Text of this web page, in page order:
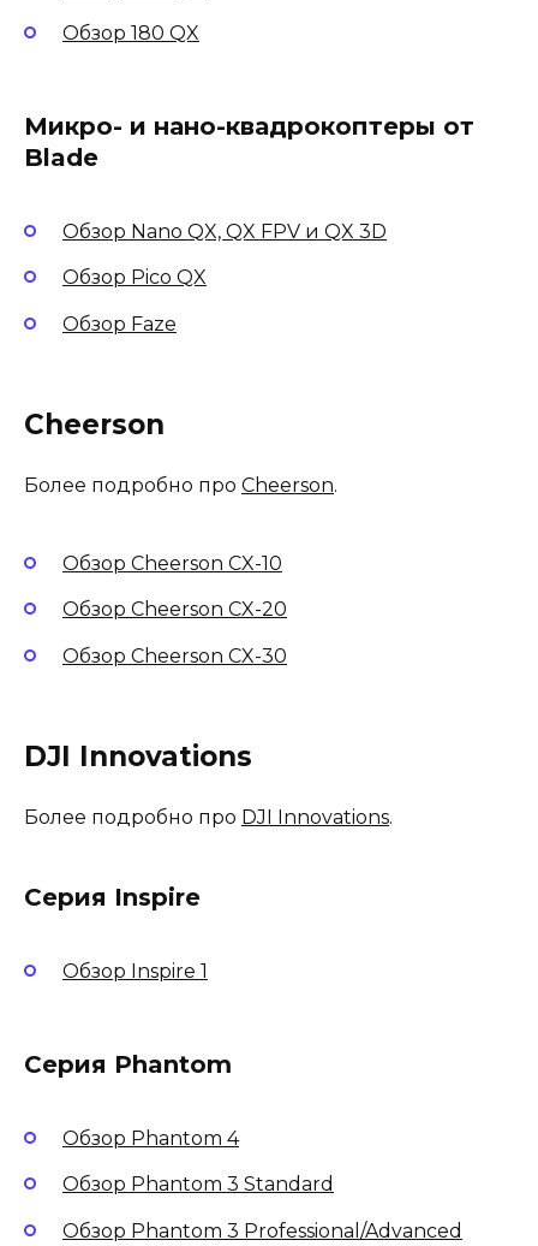
Обзор 180 QX
Микро- и нано-квадрокоптеры от
Blade
Обзор Nano QX, QX FPV и QX 3D
Обзор Pico QX
Обзор Faze
Cheerson
Более подробно про Cheerson.
Обзор Cheerson CX-10
Обзор Cheerson CX-20
Обзор Cheerson CX-30
DJI Innovations
Более подробно про DJI Innovations.
Серия Inspire
Обзор Inspire 1
Серия Phantom
Обзор Phantom 4
Обзор Phantom 3 Standard
Обзор Phantom 3 Professional/Advanced